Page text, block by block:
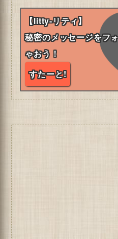
【litty-リティ】
秘密のメッセージをフ
ゃおう！
すたーと!